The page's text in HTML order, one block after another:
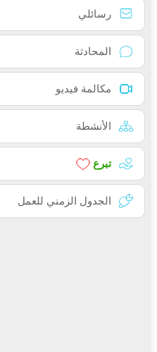
رسائلي
المحادثة
مكالمة فيديو
الأنشطة
تبرع
الجدول الزمني للعمل